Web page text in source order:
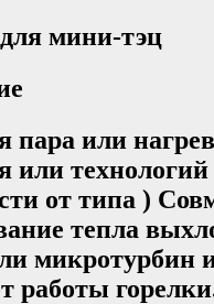
мини-тэц
пара или
или
от типа )
тепла
микротурбин
работы